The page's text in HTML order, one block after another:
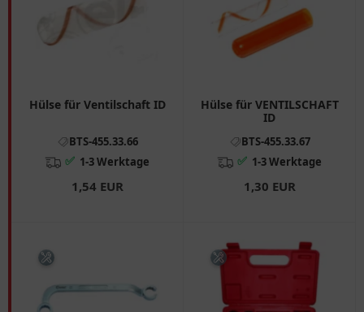
Hülse für Ventilschaft ID
BTS-455.33.66
✅ 1-3 Werktage
1,54 EUR
Hülse für VENTILSCHAFT
ID
BTS-455.33.67
✅ 1-3 Werktage
1,30 EUR